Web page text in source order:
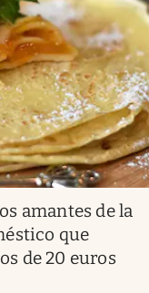
amantes de la
que
de 20 euros